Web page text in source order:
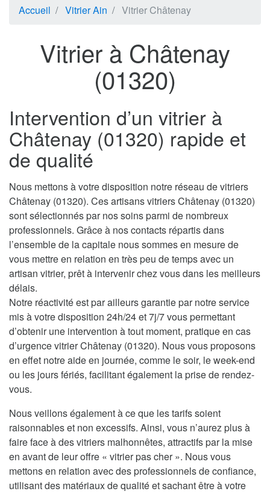
Accueil Vitrier Ain Vitrier Châtenay
Vitrier à Châtenay
(01320)
Intervention d’un vitrier à
Châtenay (01320) rapide et
de qualité
Nous mettons à votre disposition notre réseau de vitriers
Châtenay (01320). Ces artisans vitriers Châtenay (01320)
sont sélectionnés par nos soins parmi de nombreux
professionnels. Grâce à nos contacts répartis dans
l’ensemble de la capitale nous sommes en mesure de
vous mettre en relation en très peu de temps avec un
artisan vitrier, prêt à intervenir chez vous dans les meilleurs
délais.
Notre réactivité est par ailleurs garantie par notre service
mis à votre disposition 24h/24 et 7j/7 vous permettant
d’obtenir une intervention à tout moment, pratique en cas
d’urgence vitrier Châtenay (01320). Nous vous proposons
en effet notre aide en journée, comme le soir, le week-end
ou les jours fériés, facilitant également la prise de rendez-
vous.
Nous veillons également à ce que les tarifs soient
raisonnables et non excessifs. Ainsi, vous n’aurez plus à
faire face à des vitriers malhonnêtes, attractifs par la mise
en avant de leur offre « vitrier pas cher ». Nous vous
mettons en relation avec des professionnels de confiance,
utilisant des matériaux de qualité et sachant être à votre